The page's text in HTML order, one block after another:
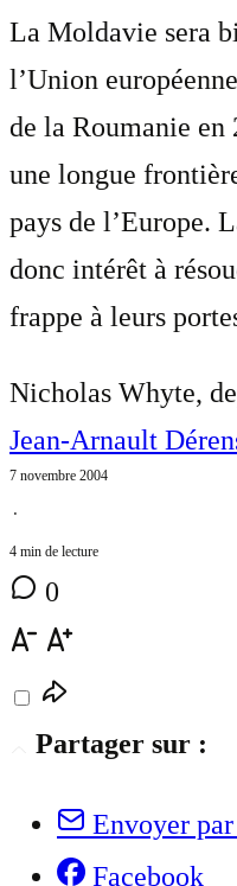
La Moldavie sera
l’Union
de la Roumanie en
une longue
pays de l’Europe.
donc intérêt à
frappe à leurs
Nicholas Whyte,
Jean-Arnault
7 novembre 2004
⋅
4 min de lecture
0
Partager sur :
Envoyer
Facebook